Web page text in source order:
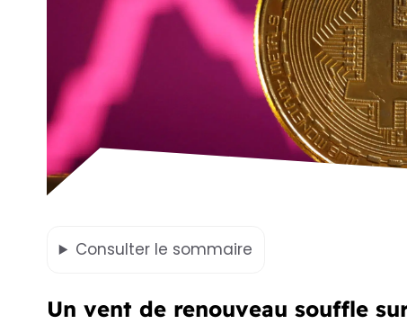
Consulter le sommaire
Un vent de renouveau souffle